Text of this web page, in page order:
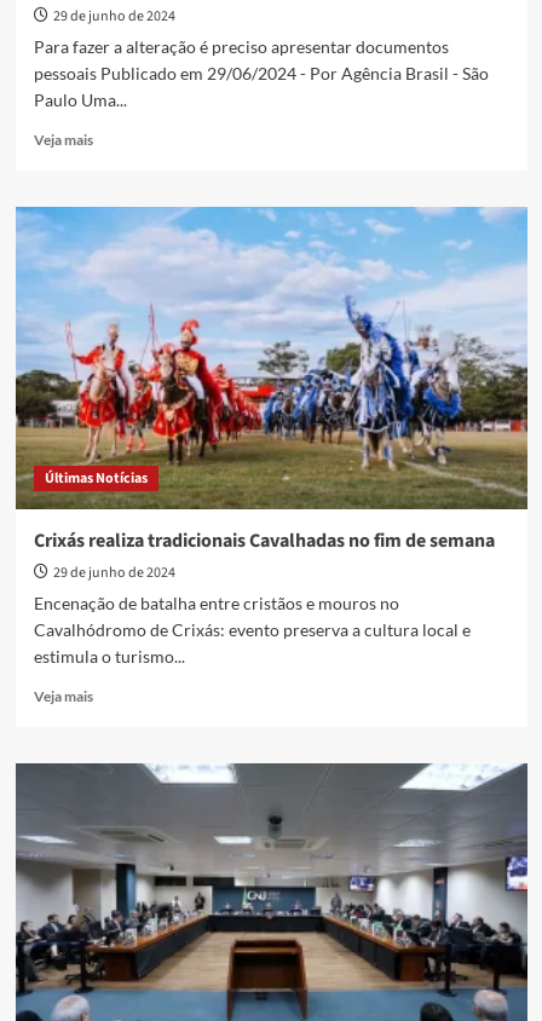
29 de junho de 2024
Para fazer a alteração é preciso apresentar documentos
pessoais Publicado em 29/06/2024 - Por Agência Brasil - São
Paulo Uma...
Veja maisRead
Saiba
Como
nome
e
gênero
no
cartório
civil
Últimas Notícias
Crixás realiza tradicionais Cavalhadas no fim de semana
29 de junho de 2024
Encenação de batalha entre cristãos e mouros no
Cavalhódromo de Crixás: evento preserva a cultura local e
estimula o turismo...
Veja maisRead
Crixás
Cavalhadas
no
fim
semana